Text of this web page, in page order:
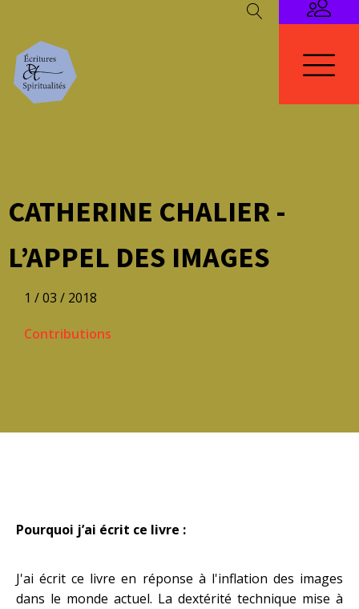
CATHERINE CHALIER -
L’APPEL DES IMAGES
1 / 03 / 2018
Contributions
Pourquoi j’ai écrit ce livre :
J'ai écrit ce livre en réponse à l'inflation des images
dans le monde actuel. La dextérité technique mise à